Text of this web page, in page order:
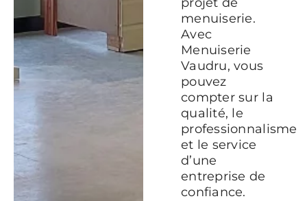
menuiserie.
Avec
Menuiserie
Vaudru, vous
pouvez
compter sur la
qualité, le
professionnalisme
et le service
d’une
entreprise de
confiance.